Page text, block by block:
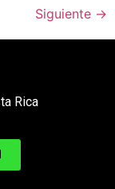
Siguiente →
Rica